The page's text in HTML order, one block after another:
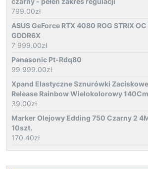
799.00zł
ASUS GeForce RTX 4080 ROG STRIX OC
GDDR6X
7 999.00zł
Panasonic Pt-Rdq80
99 999.00zł
Xpand Elastyczne Sznurówki
Release Rainbow Wielokolorowy 140Cm
39.00zł
Marker Olejowy Edding 750 Czarny 2
10szt.
170.40zł